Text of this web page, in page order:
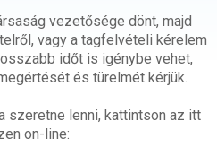
vezetősége dönt, majd
vagy a tagfelvételi kérelem
időt is igénybe vehet,
és türelmét kérjük.
szeretne lenni, kattintson az itt
on-line: